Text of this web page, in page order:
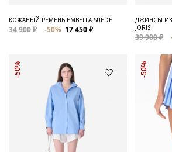
Распродажа
Для нее
Сумки и аксессуары
КОЖАНЫЙ РЕМЕНЬ EMBELLA SUEDE
34 900 ₽ -50% 17 450 ₽
ДЖИНСЫ
JORIS
39 900 ₽
-50% -50%